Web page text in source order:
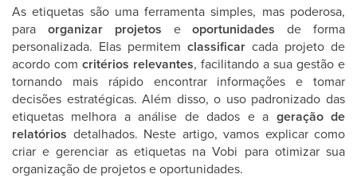
As etiquetas são uma ferramenta simples, mas poderosa,
para organizar projetos eoportunidadesde forma
personalizada. Elas permitem classificar cada projeto de
acordo com critérios relevantes, facilitando a sua gestão e
tornando mais rápido encontrar informações e tomar
decisões estratégicas. Além disso, o uso padronizado das
etiquetas melhora a análise de dados e a geração de
relatórios detalhados. Neste artigo, vamos explicar como
criar e gerenciar as etiquetas na Vobi para otimizar sua
organização de projetos e oportunidades.